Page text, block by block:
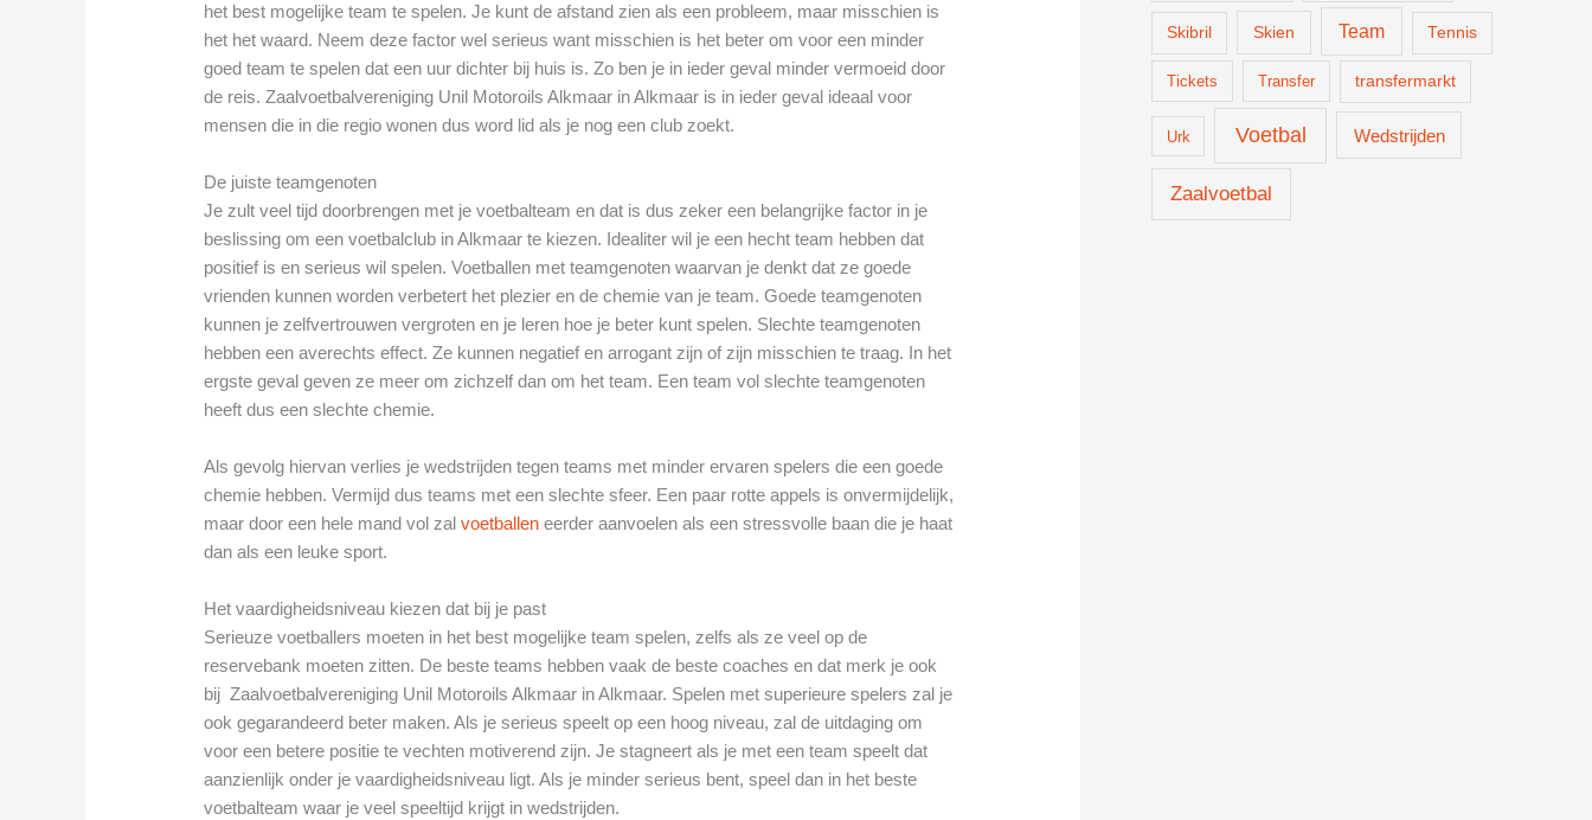
het best mogelijke team te spelen. Je kunt de afstand zien als een probleem, maar misschien is
het het waard. Neem deze factor wel serieus want misschien is het beter om voor een minder
goed team te spelen dat een uur dichter bij huis is. Zo ben je in ieder geval minder vermoeid door
de reis. Zaalvoetbalvereniging Unil Motoroils Alkmaar in Alkmaar is in ieder geval ideaal voor
mensen die in die regio wonen dus word lid als je nog een club zoekt.
De juiste teamgenoten
Je zult veel tijd doorbrengen met je voetbalteam en dat is dus zeker een belangrijke factor in je
beslissing om een voetbalclub in Alkmaar te kiezen. Idealiter wil je een hecht team hebben dat
positief is en serieus wil spelen. Voetballen met teamgenoten waarvan je denkt dat ze goede
vrienden kunnen worden verbetert het plezier en de chemie van je team. Goede teamgenoten
kunnen je zelfvertrouwen vergroten en je leren hoe je beter kunt spelen. Slechte teamgenoten
hebben een averechts effect. Ze kunnen negatief en arrogant zijn of zijn misschien te traag. In het
ergste geval geven ze meer om zichzelf dan om het team. Een team vol slechte teamgenoten
heeft dus een slechte chemie.
Als gevolg hiervan verlies je wedstrijden tegen teams met minder ervaren spelers die een goede
chemie hebben. Vermijd dus teams met een slechte sfeer. Een paar rotte appels is onvermijdelijk,
maar door een hele mand vol zalvoetballen eerder aanvoelen als een stressvolle baan die je haat
dan als een leuke sport.
Het vaardigheidsniveau kiezen dat bij je past
Serieuze voetballers moeten in het best mogelijke team spelen, zelfs als ze veel op de
reservebank moeten zitten. De beste teams hebben vaak de beste coaches en dat merk je ook
bij Zaalvoetbalvereniging Unil Motoroils Alkmaar in Alkmaar. Spelen met superieure spelers zal je
ook gegarandeerd beter maken. Als je serieus speelt op een hoog niveau, zal de uitdaging om
voor een betere positie te vechten motiverend zijn. Je stagneert als je met een team speelt dat
aanzienlijk onder je vaardigheidsniveau ligt. Als je minder serieus bent, speel dan in het beste
voetbalteam waar je veel speeltijd krijgt in wedstrijden.
Skibril Skien Team Tennis
Tickets Transfer transfermarkt
Urk Voetbal Wedstrijden
Zaalvoetbal